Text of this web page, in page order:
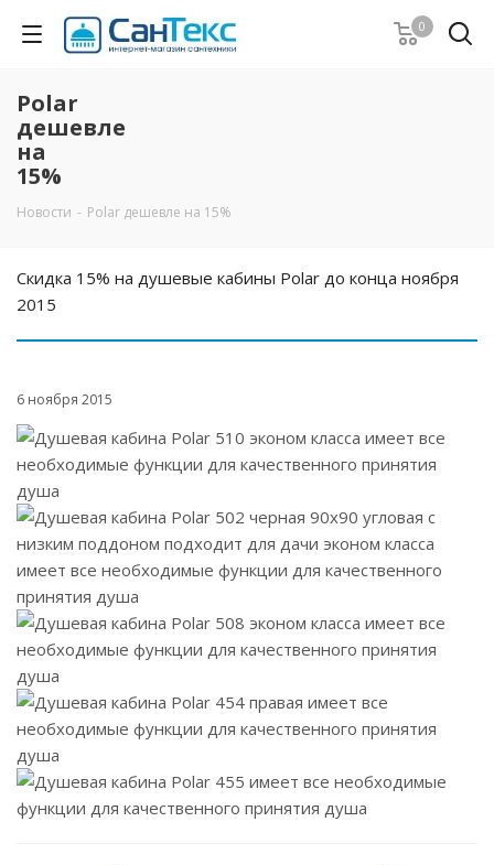
0
Polar
дешевле
на
15%
Новости - Polar дешевле на 15%
Скидка 15% на душевые кабины Polar до конца ноября
2015
6 ноября 2015